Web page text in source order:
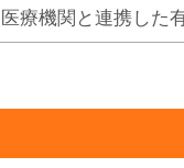
医療機関と連携した